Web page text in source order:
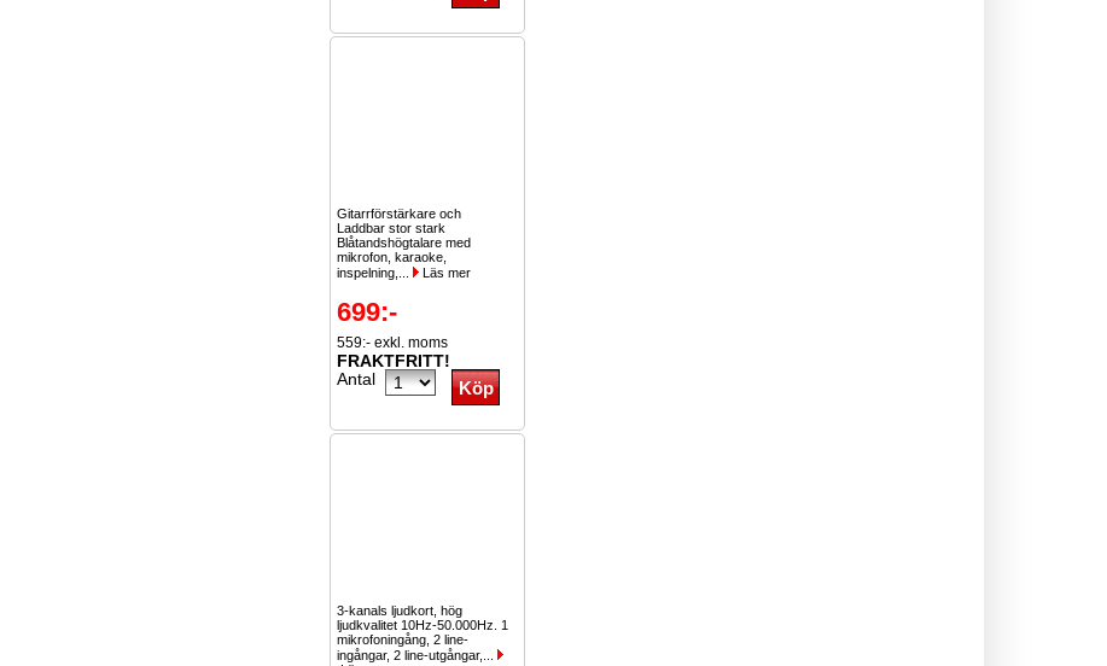
Gitarrförstärkare och
Laddbar stor stark
Blåtandshögtalare med
mikrofon, karaoke,
inspelning,...
Läs mer
699:-
559:- exkl. moms
FRAKTFRITT!
Antal
3-kanals ljudkort, hög
ljudkvalitet 10Hz-50.000Hz. 1
mikrofoningång, 2 line-
ingångar, 2 line-utgångar,...